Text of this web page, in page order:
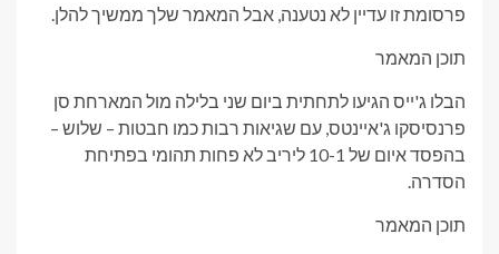
פרסומת זו עדיין לא נטענה, אבל המאמר שלך ממשיך להלן.
תוכן המאמר
הבלו ג'ייס הגיעו לתחתית ביום שני בלילה מול המארחת סן
פרנסיסקו ג'איינטס, עם שגיאות רבות כמו חבטות – שלוש –
בהפסד איום של 10-1 ליריב לא פחות תהומי בפתיחת
הסדרה.
תוכן המאמר